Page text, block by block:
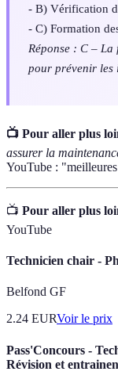
- B) Vérification
- C) Formation
Réponse : C –
pour prévenir les
📺 Pour aller plus
assurer la
YouTube :
📺 Pour aller plus
YouTube
Technicien chair -
Belfond GF
2.24 EURVoir le prix
Pass'Concours -
Révision et